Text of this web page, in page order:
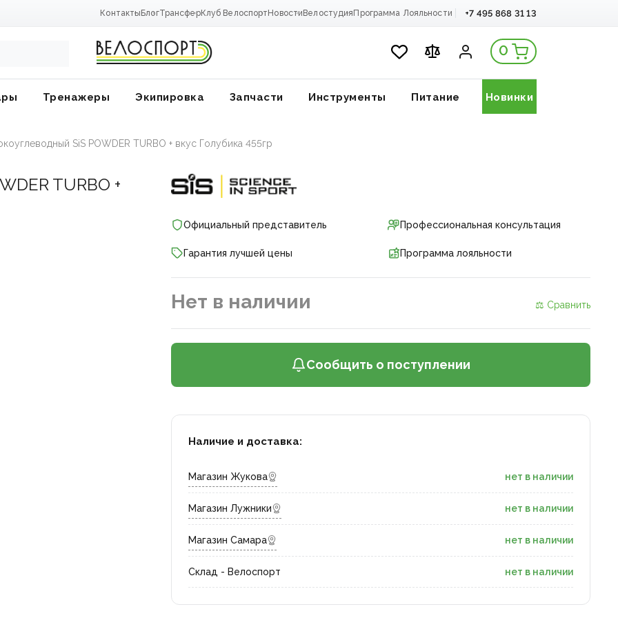
Контакты БлогТрансферКлуб Велоспорт Новости Велостудия Программа Лояльности +7 495 868 31 13
0
Тренажеры Экипировка Запчасти Инструменты Питание Новинки
SiS POWDER TURBO + вкус Голубика 455гр
TURBO +
Официальный представитель Профессиональная консультация
Гарантия лучшей цены Программа лояльности
Нет в наличии ⚖ Сравнить
Сообщить о поступлении
Наличие и доставка:
Магазин Жукова нет в наличии
Магазин Лужники нет в наличии
Магазин Самара нет в наличии
Склад - Велоспорт нет в наличии